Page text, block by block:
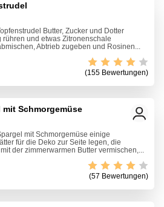
Butter, Zucker und Dotter
rühren und etwas Zitronenschale
Abtrieb zugeben und Rosinen...
(155 Bewertungen)
mit Schmorgemüse
mit Schmorgemüse einige
für die Deko zur Seite legen, die
der zimmerwarmen Butter vermischen,...
(57 Bewertungen)